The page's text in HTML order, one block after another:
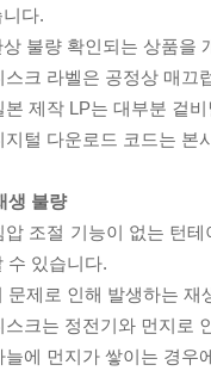
다.
상 불량 확인되는 상품을
스크 라벨은 공정상 매끄
본 제작 LP는 대부분 겉
지털 다운로드 코드는 본
생 불량
압 조절 기능이 없는 턴
수 있습니다.
문제로 인해 발생하는
스크는 정전기와 먼지로
늘에 먼지가 쌓이는 경우